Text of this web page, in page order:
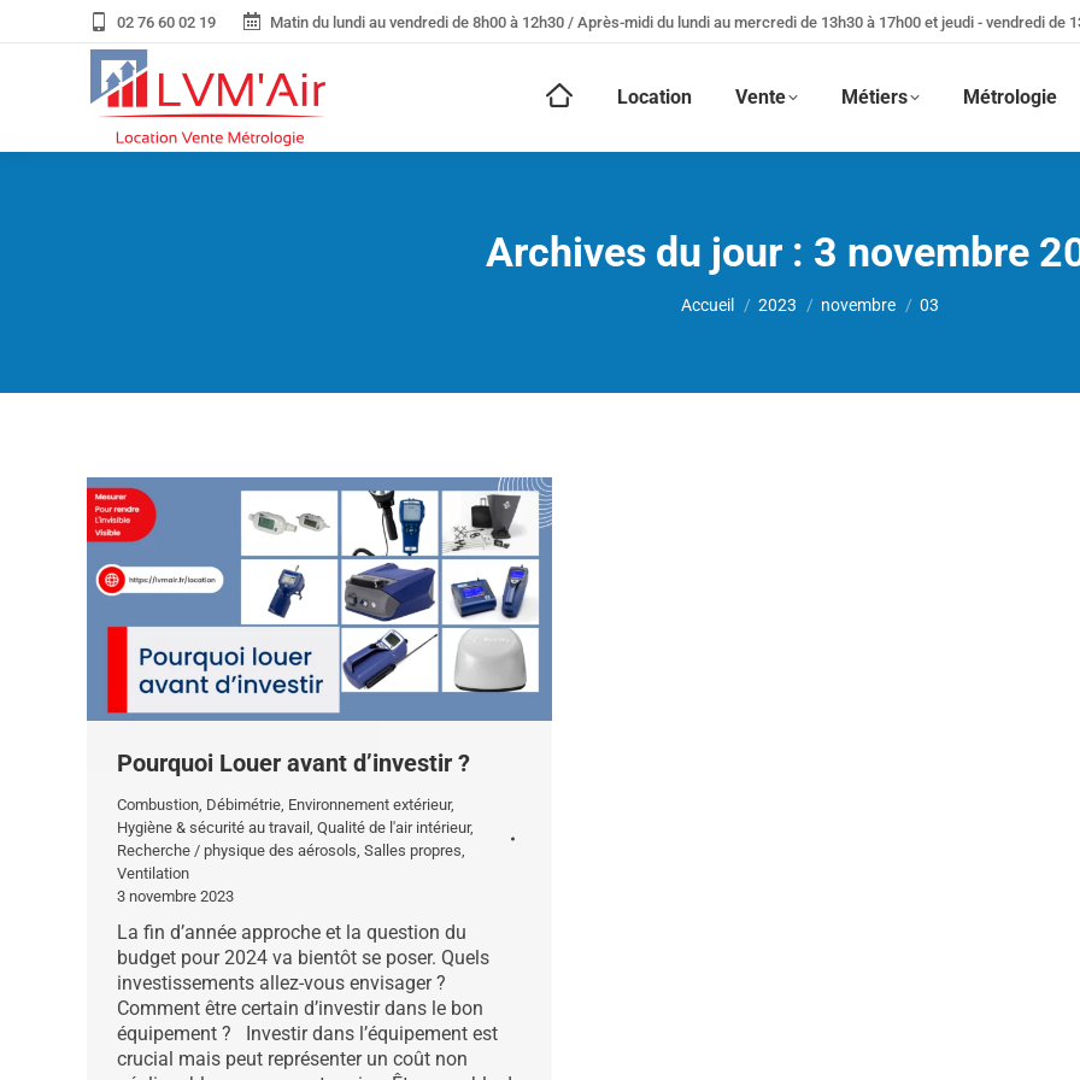
02 76 60 02 19 Matin du lundi au vendredi de 8h00 à 12h30 / Après-midi du lundi au mercredi de 13h30 à 17h00 et jeudi - vendredi de
Location Vente Métiers Métrologie
Archives du jour : 3 novembre
Accueil 2023 novembre 03
Pourquoi Louer avant d’investir ?
Combustion Débimétrie Environnement extérieur,
Hygiène & sécurité au travail Qualité de l'air intérieur,
Recherche / physique des aérosols Salles propres
Ventilation
3 novembre 2023
La fin d’année approche et la question du
budget pour 2024 va bientôt se poser. Quels
investissements allez-vous envisager ?
Comment être certain d’investir dans le bon
équipement ? Investir dans l’équipement est
crucial mais peut représenter un coût non